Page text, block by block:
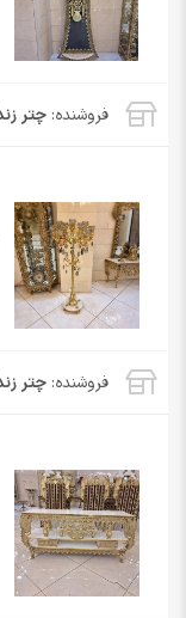
فروشنده:چتر
فروشنده:چتر